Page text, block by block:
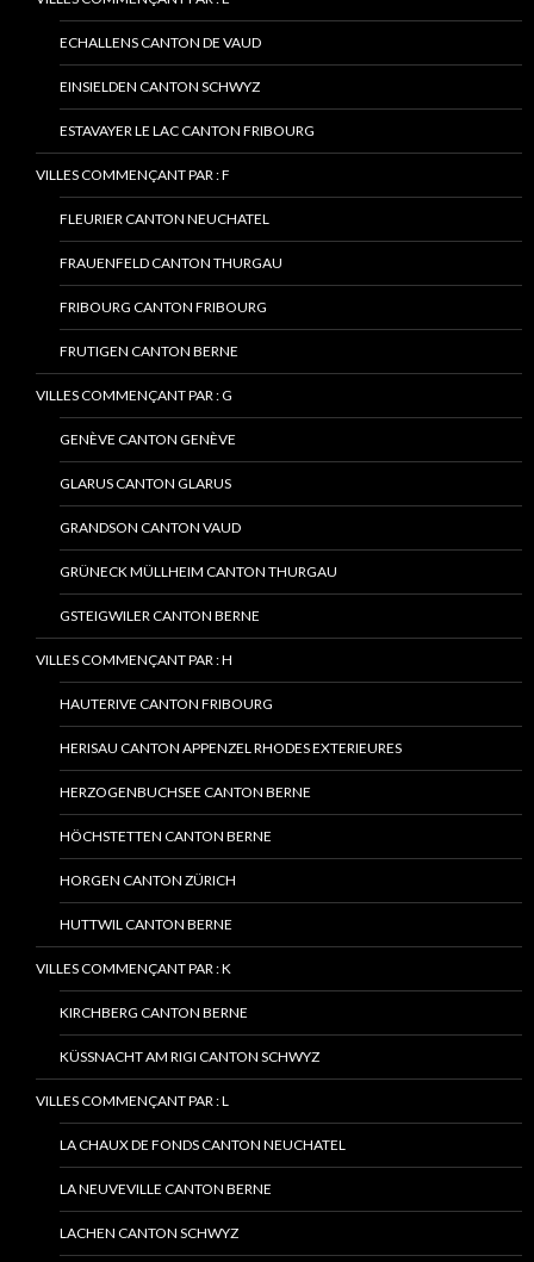
ECHALLENS CANTON DE VAUD
EINSIELDEN CANTON SCHWYZ
ESTAVAYER LE LAC CANTON FRIBOURG
VILLES COMMENÇANT PAR : F
FLEURIER CANTON NEUCHATEL
FRAUENFELD CANTON THURGAU
FRIBOURG CANTON FRIBOURG
FRUTIGEN CANTON BERNE
VILLES COMMENÇANT PAR : G
GENÈVE CANTON GENÈVE
GLARUS CANTON GLARUS
GRANDSON CANTON VAUD
GRÜNECK MÜLLHEIM CANTON THURGAU
GSTEIGWILER CANTON BERNE
VILLES COMMENÇANT PAR : H
HAUTERIVE CANTON FRIBOURG
HERISAU CANTON APPENZEL RHODES EXTERIEURES
HERZOGENBUCHSEE CANTON BERNE
HÖCHSTETTEN CANTON BERNE
HORGEN CANTON ZÜRICH
HUTTWIL CANTON BERNE
VILLES COMMENÇANT PAR : K
KIRCHBERG CANTON BERNE
KÜSSNACHT AM RIGI CANTON SCHWYZ
VILLES COMMENÇANT PAR : L
LA CHAUX DE FONDS CANTON NEUCHATEL
LA NEUVEVILLE CANTON BERNE
LACHEN CANTON SCHWYZ